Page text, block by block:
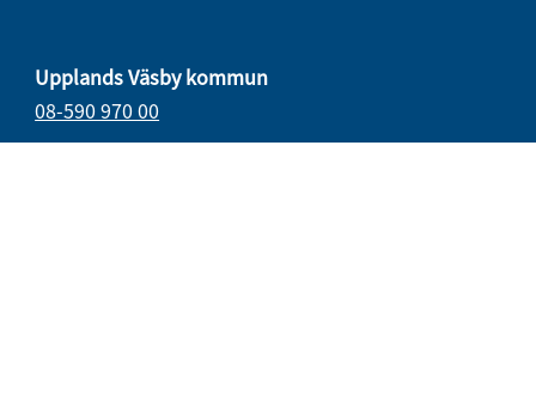
Upplands Väsby kommun
08-590 970 00